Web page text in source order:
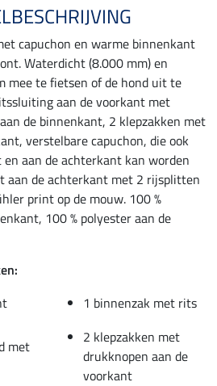
capuchon en warme binnenkant
Waterdicht (8.000 mm) en
mee te fietsen of de hond uit te
aan de voorkant met
de binnenkant, 2 klepzakken met
verstelbare capuchon, die ook
aan de achterkant kan worden
aan de achterkant met 2 rijsplitten
print op de mouw. 100 %
100 % polyester aan de
1 binnenzak met rits
met
2 klepzakken met
drukknopen aan de
voorkant